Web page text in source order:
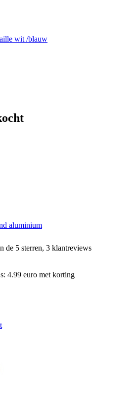
wit /blauw
aluminium
de 5 sterren, 3 klantreviews
4.99 euro met korting